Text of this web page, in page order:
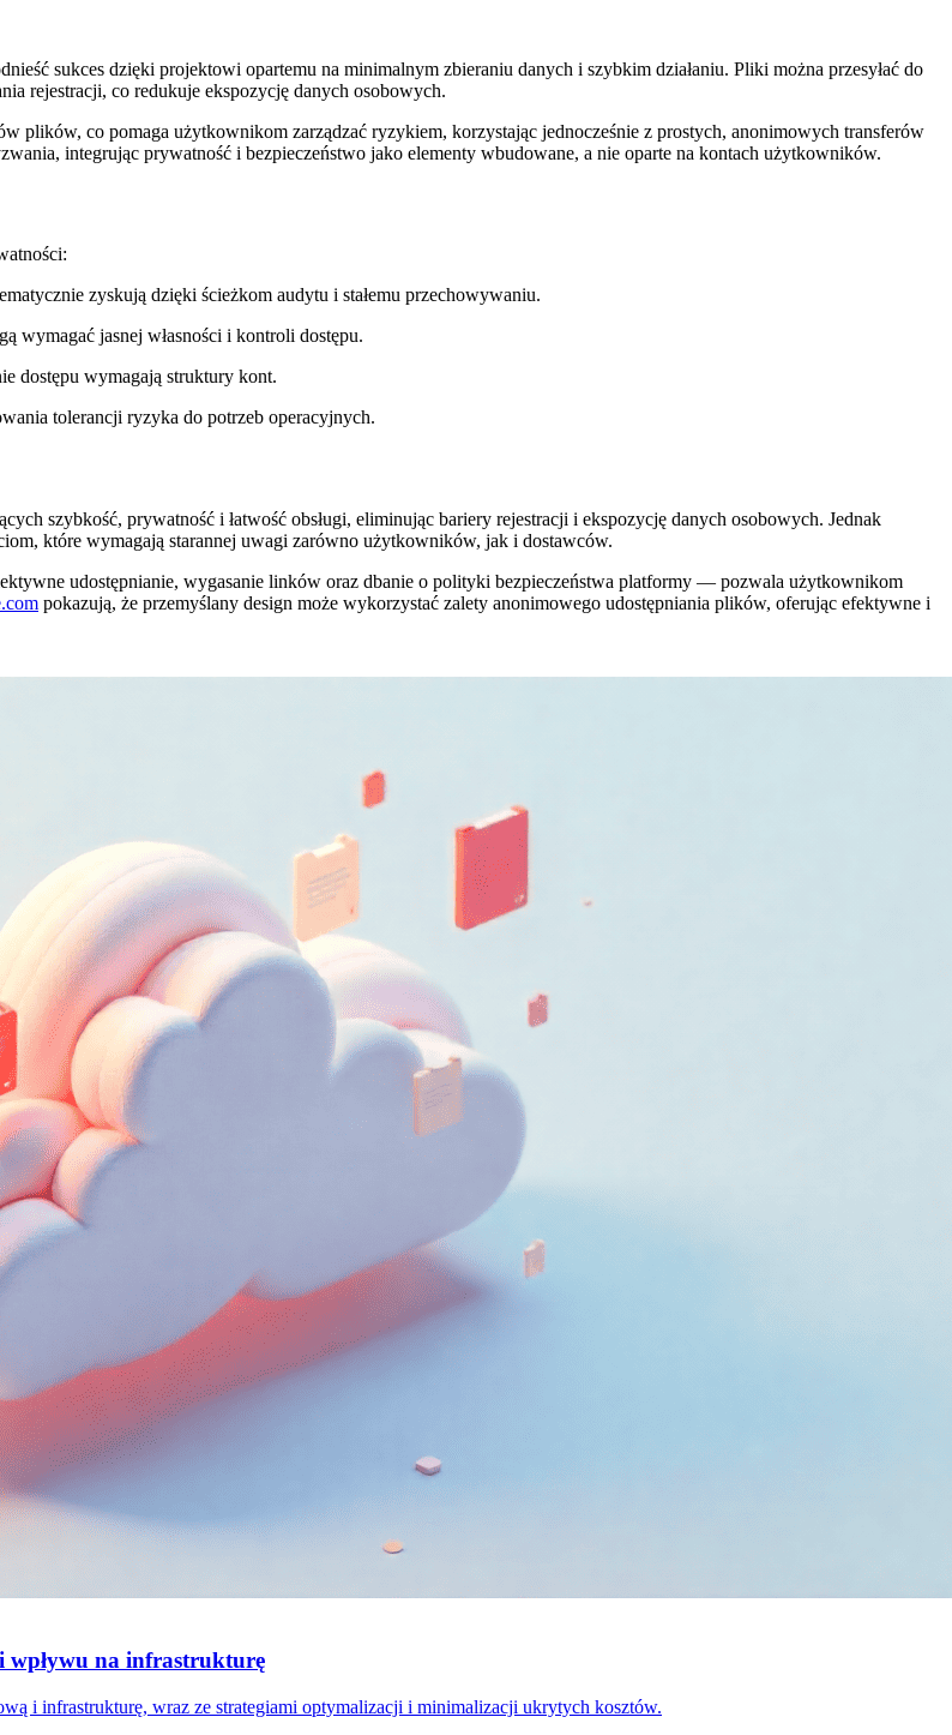
sukces dzięki projektowi opartemu na minimalnym zbieraniu danych i szybkim działaniu. Pliki można przesyłać do
rejestracji, co redukuje ekspozycję danych osobowych.
plików, co pomaga użytkownikom zarządzać ryzykiem, korzystając jednocześnie z prostych, anonimowych transferów
integrując prywatność i bezpieczeństwo jako elementy wbudowane, a nie oparte na kontach użytkowników.
zyskują dzięki ścieżkom audytu i stałemu przechowywaniu.
wymagać jasnej własności i kontroli dostępu.
dostępu wymagają struktury kont.
tolerancji ryzyka do potrzeb operacyjnych.
szybkość, prywatność i łatwość obsługi, eliminując bariery rejestracji i ekspozycję danych osobowych. Jednak
które wymagają starannej uwagi zarówno użytkowników, jak i dostawców.
udostępnianie, wygasanie linków oraz dbanie o polityki bezpieczeństwa platformy — pozwala użytkownikom
pokazują, że przemyślany design może wykorzystać zalety anonimowego udostępniania plików, oferując efektywne i
wpływu na infrastrukturę
i infrastrukturę, wraz ze strategiami optymalizacji i minimalizacji ukrytych kosztów.